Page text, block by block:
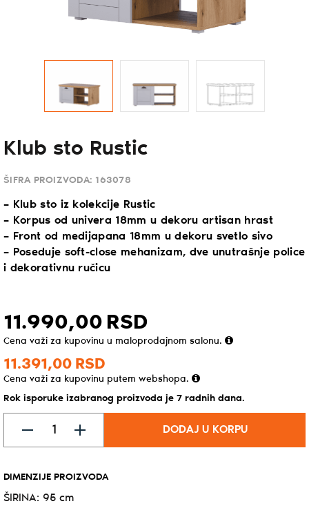
Klub sto Rustic
ŠIFRA PROIZVODA: 163078
– Klub sto iz kolekcije Rustic
– Korpus od univera 18mm u dekoru artisan hrast
– Front od medijapana 18mm u dekoru svetlo sivo
– Poseduje soft-close mehanizam, dve unutrašnje police
i dekorativnu ručicu
11.990,00 RSD
Cena važi za kupovinu u maloprodajnom salonu.
11.391,00 RSD
Cena važi za kupovinu putem webshopa.
Rok isporuke izabranog proizvoda je 7 radnih dana.
DODAJ U KORPU
DIMENZIJE PROIZVODA
ŠIRINA: 95 cm